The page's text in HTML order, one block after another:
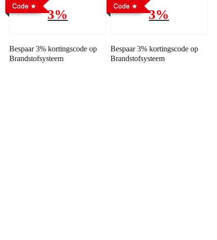
Code
3%
Bespaar 3% kortingscode op
Brandstofsysteem
Code
3%
Bespaar 3% kortingscode op
Brandstofsysteem